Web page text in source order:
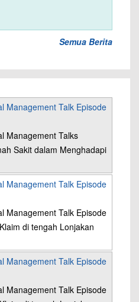
Semua Berita
Management Talk Episode
Management Talks
Sakit dalam Menghadapi
Management Talk Episode
Management Talk Episode
di tengah Lonjakan
Management Talk Episode
Management Talk Episode